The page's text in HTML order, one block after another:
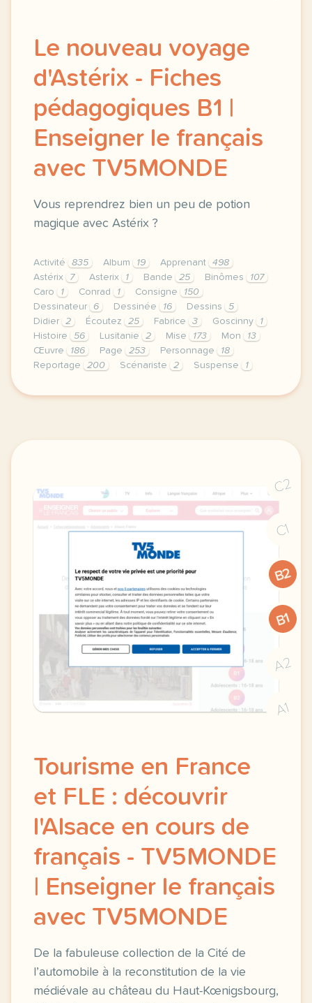
Le nouveau voyage
d'Astérix - Fiches
pédagogiques B1 |
Enseigner le français
avec TV5MONDE
Vous reprendrez bien un peu de potion
magique avec Astérix ?
Activité 835 Album 19 Apprenant
498
Astérix
7 Asterix 1 Bande 25 Binômes
107
Caro
1 Conrad 1 Consigne
150
Dessinateur
6 Dessinée 16 Dessins
5
Didier
2 Écoutez 25 Fabrice 3 Goscinny
1
Histoire
56 Lusitanie 2 Mise 173 Mon
13
Œuvre
186 Page 253 Personnage
18
Reportage
200 Scénariste 2 Suspense 1
continuer sans accepter le respect de votre vie
C2
C1
B2
B1
A2
A1
Tourisme en France
et FLE : découvrir
l'Alsace en cours de
français - TV5MONDE
| Enseigner le français
avec TV5MONDE
De la fabuleuse collection de la Cité de
l’automobile à la reconstitution de la vie
médiévale au château du Haut-Kœnigsbourg,